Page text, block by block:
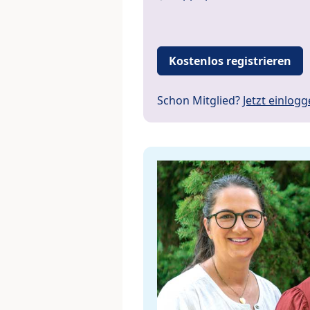
Kostenlos registrieren
Schon Mitglied? Jetzt